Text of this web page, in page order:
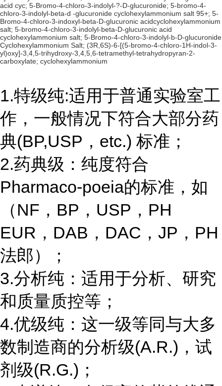
acid cyc; 5-Bromo-4-chloro-3-indolyl-?-D-glucuronide; 5-bromo-4-
chloro-3-indolyl-beta-d -glucuronide cyclohexylammonium salt 95+; 5-
Bromo-4-chloro-3-indoxyl-beta-D-glucuronic acidcyclohexylammonium
salt; 5-bromo-4-chloro-3-indolyl-beta-D-glucuronic acid
cyclohexylammonium salt; 5-Bromo-4-chloro-3-indolyl-b-D-glucuronide
Cyclohexylammonium Salt; (3R,6S)-6-[(5-bromo-4-chloro-1H-indol-3-
yl)oxy]-3,4,5-trihydroxy-3,4,5,6-tetramethyl-tetrahydropyran-2-
carboxylate; cyclohexylammonium
1.特级纯:适用于普通实验室工
作，一般情况下符合大部分药
典(BP,USP，etc.) 标准；
2.药典级：纯度符合
Pharmaco-poeia的标准，如
（NF，BP，USP，PH
EUR，DAB，DAC，JP，PH
法郎）；
3.分析纯：适用于分析、研究
和质量质控等；
4.优级纯：这一级等同与大多
数制造商的分析级(A.R.)，试
剂级(R.G.)；